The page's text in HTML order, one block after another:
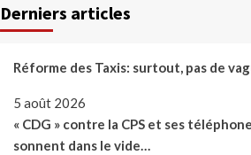
Derniers articles
Réforme des Taxis: surtout, pas de
5 août 2026
« CDG » contre la CPS et ses
sonnent dans le vide…